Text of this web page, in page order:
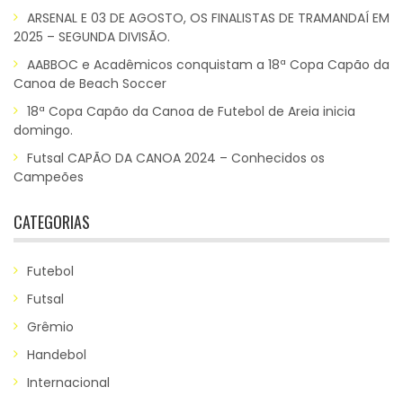
ARSENAL E 03 DE AGOSTO, OS FINALISTAS DE TRAMANDAÍ EM
2025 – SEGUNDA DIVISÃO.
AABBOC e Acadêmicos conquistam a 18ª Copa Capão da
Canoa de Beach Soccer
18ª Copa Capão da Canoa de Futebol de Areia inicia
domingo.
Futsal CAPÃO DA CANOA 2024 – Conhecidos os
Campeões
CATEGORIAS
Futebol
Futsal
Grêmio
Handebol
Internacional